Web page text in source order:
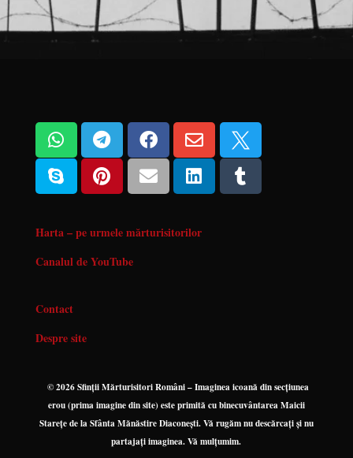
   


   
Harta – pe urmele mărturisitorilor
Canalul de YouTube
Contact
Despre site
© 2026 Sfinții Mărturisitori Români – Imaginea icoană din secțiunea
erou (prima imagine din site) este primită cu binecuvântarea Maicii
Starețe de la Sfânta Mănăstire Diaconești. Vă rugăm nu descărcați și nu
partajați imaginea. Vă mulțumim.